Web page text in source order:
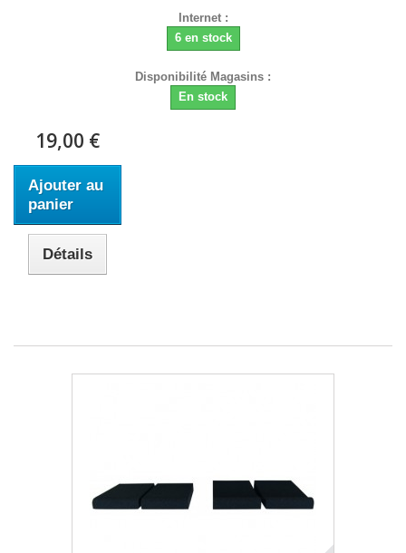
Internet :
6 en stock
Disponibilité Magasins :
En stock
19,00 €
Ajouter au
panier
Détails